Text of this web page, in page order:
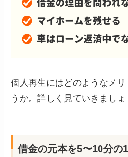
個人再生にはどのようなメリ
うか。詳しく見ていきましょ
借金の元本を5〜10分の